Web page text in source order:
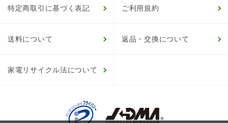
特定商取引に基づく表記 ご利用規約
送料について 返品・交換について
家電リサイクル法について